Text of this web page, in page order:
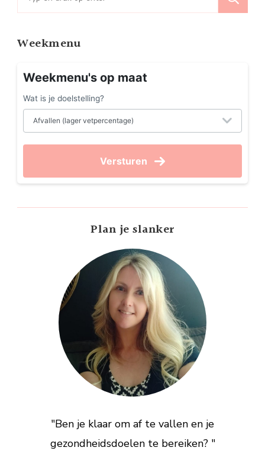
naar:
Weekmenu
Weekmenu's op maat
Wat is je doelstelling?
Versturen
Plan je slanker
"Ben je klaar om af te vallen en je
gezondheidsdoelen te bereiken? "